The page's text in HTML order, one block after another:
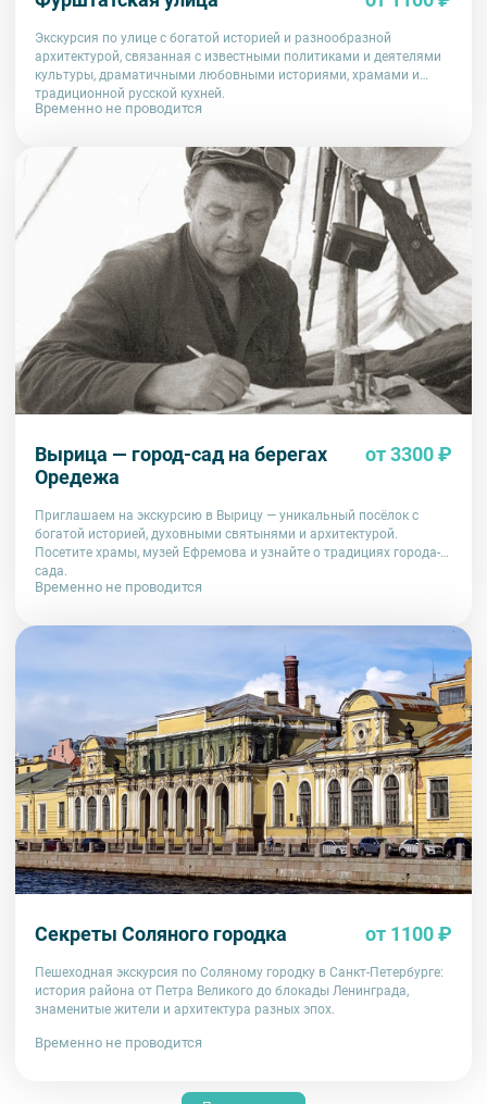
Экскурсия по улице с богатой историей и разнообразной
архитектурой, связанная с известными политиками и деятелями
культуры, драматичными любовными историями, храмами и
традиционной русской кухней.
Временно не проводится
Вырица — город-сад на берегах
Оредежа
от 3300 ₽
Приглашаем на экскурсию в Вырицу — уникальный посёлок с
богатой историей, духовными святынями и архитектурой.
Посетите храмы, музей Ефремова и узнайте о традициях города-
сада.
Временно не проводится
Секреты Соляного городка от 1100 ₽
Пешеходная экскурсия по Соляному городку в Санкт-Петербурге:
история района от Петра Великого до блокады Ленинграда,
знаменитые жители и архитектура разных эпох.
Временно не проводится